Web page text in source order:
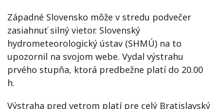
Západné Slovensko môže v stredu podvečer
zasiahnuť silný vietor. Slovenský
hydrometeorologický ústav (SHMÚ) na to
upozornil na svojom webe. Vydal výstrahu
prvého stupňa, ktorá predbežne platí do 20.00
h.
Výstraha pred vetrom platí pre celý Bratislavský